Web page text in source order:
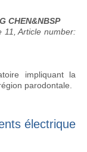
CHEN&NBSP
11, Article number:
impliquant la
parodontale.
électrique